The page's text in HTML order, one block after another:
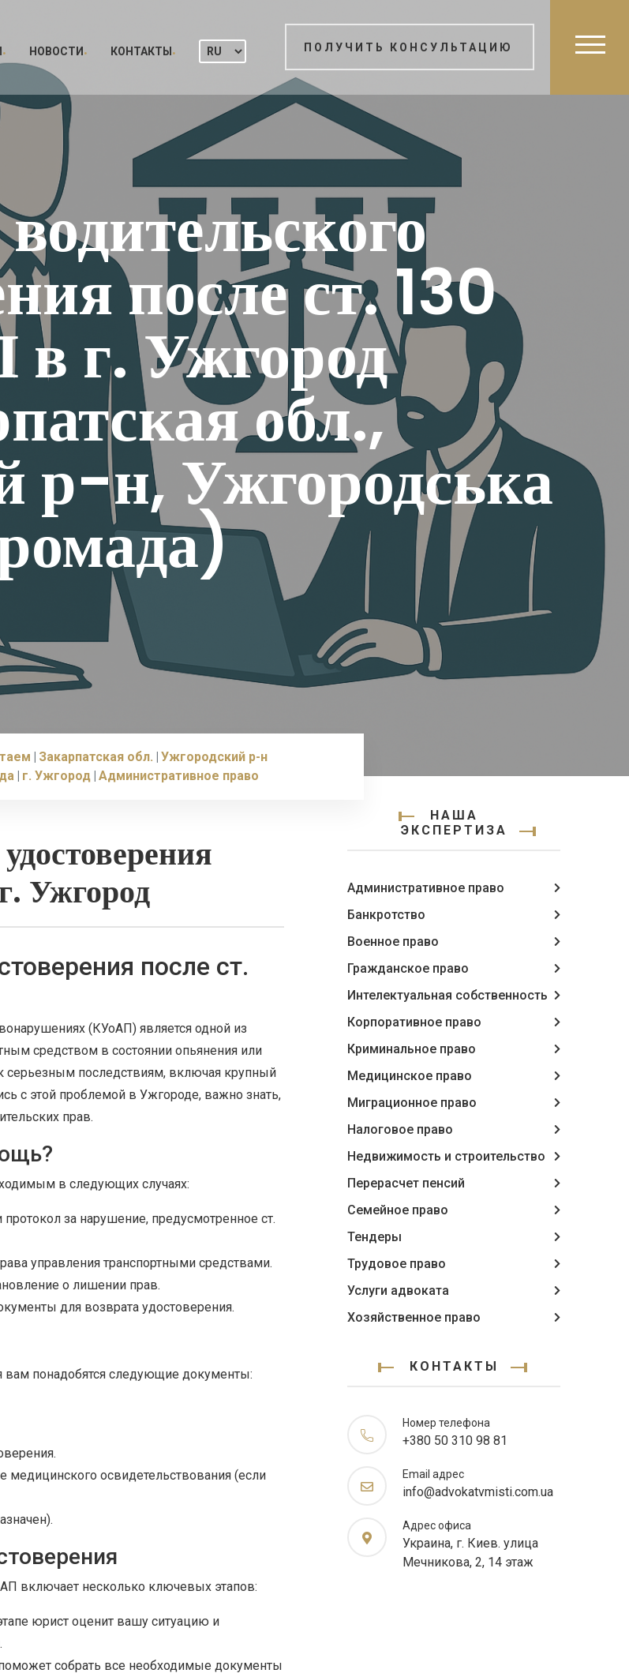
НОВОСТИ КОНТАКТЫ ПОЛУЧИТЬ КОНСУЛЬТАЦИЮ
после ст. 130
г. Ужгород
обл.,
р-н, Ужгородська
Закарпатская обл. Ужгородский р-н
г. Ужгород Административное право
Ужгород
после ст.
(КУоАП) является одной из
средством в состоянии опьянения или
серьезным последствиям, включая крупный
с этой проблемой в Ужгороде, важно знать,
прав.
в следующих случаях:
за нарушение, предусмотренное ст.
управления транспортными средствами.
о лишении прав.
для возврата удостоверения.
вам понадобятся следующие документы:
освидетельствования (если
включает несколько ключевых этапов:
юрист оценит вашу ситуацию и
собрать все необходимые документы
НАША
ЭКСПЕРТИЗА
Административное право
Банкротство
Военное право
Гражданское право
Интелектуальная собственность
Корпоративное право
Криминальное право
Медицинское право
Миграционное право
Налоговое право
Недвижимость и строительство
Перерасчет пенсий
Семейное право
Тендеры
Трудовое право
Услуги адвоката
Хозяйственное право
КОНТАКТЫ
Номер телефона
+380 50 310 98 81
Email адрес
info@advokatvmisti.com.ua
Адрес офиса
Украина, г. Киев. улица
Мечникова, 2, 14 этаж